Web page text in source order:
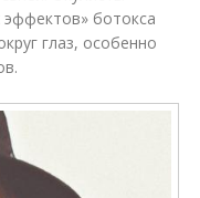
ботокса
глаз, особенно